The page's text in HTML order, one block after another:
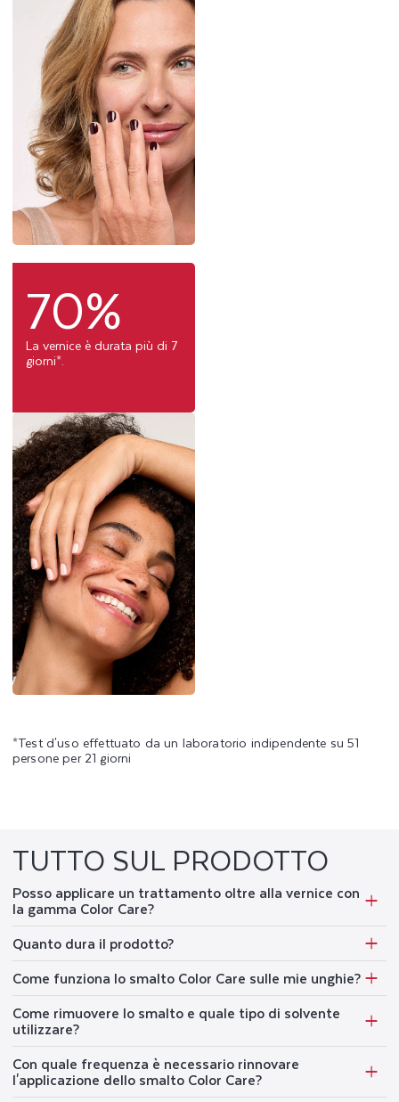
70%
La vernice è durata più di 7
giorni*.
*Test d'uso effettuato da un laboratorio indipendente su 51
persone per 21 giorni
TUTTO SUL PRODOTTO
Posso applicare un trattamento oltre alla vernice con
la gamma Color Care?
Quanto dura il prodotto?
Come funziona lo smalto Color Care sulle mie unghie?
Come rimuovere lo smalto e quale tipo di solvente
utilizzare?
Con quale frequenza è necessario rinnovare
l'applicazione dello smalto Color Care?